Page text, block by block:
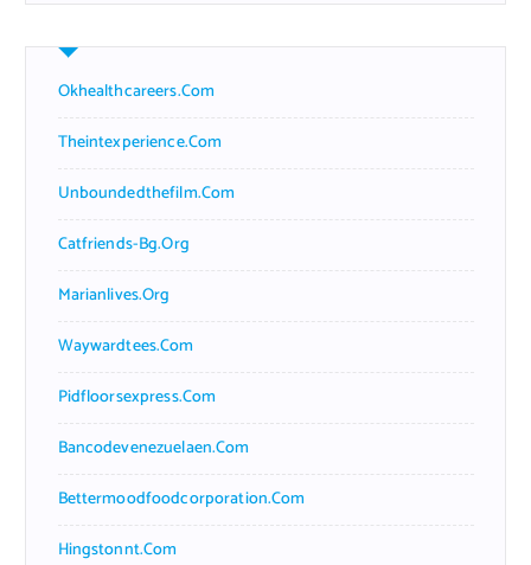
Okhealthcareers.com
Theintexperience.com
Unboundedthefilm.com
Catfriends-Bg.org
Marianlives.org
Waywardtees.com
Pidfloorsexpress.com
Bancodevenezuelaen.com
Bettermoodfoodcorporation.com
Hingstonnt.com